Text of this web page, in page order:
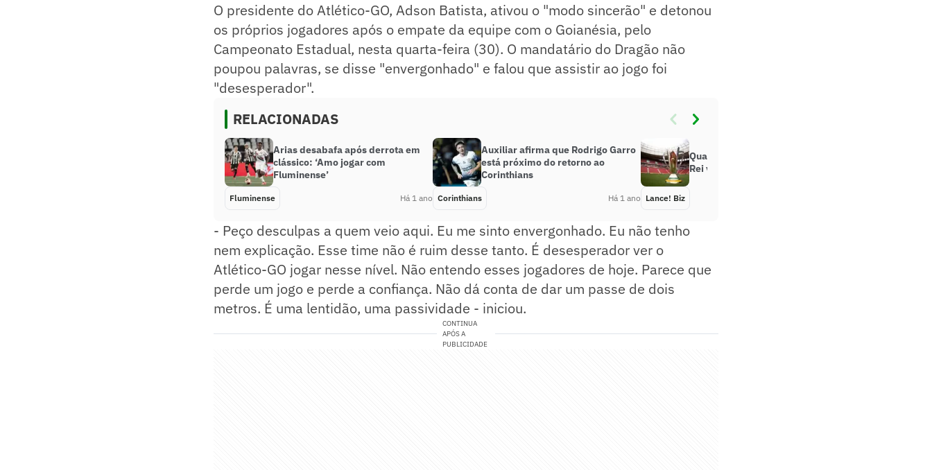
O presidente do Atlético-GO, Adson Batista, ativou o "modo sincerão" e detonou
os próprios jogadores após o empate da equipe com o Goianésia, pelo
Campeonato Estadual, nesta quarta-feira (30). O mandatário do Dragão não
poupou palavras, se disse "envergonhado" e falou que assistir ao jogo foi
"desesperador".
RELACIONADAS
Arias desabafa após derrota em
clássico: ‘Amo jogar com
Fluminense’
Fluminense Há 1 ano
Auxiliar afirma que Rodrigo Garro
está próximo do retorno ao
Corinthians
Corinthians Há 1 ano
Quanto o campeão da Supercopa
Rei vai ganhar de premiação?
Lance! Biz
- Peço desculpas a quem veio aqui. Eu me sinto envergonhado. Eu não tenho
nem explicação. Esse time não é ruim desse tanto. É desesperador ver o
Atlético-GO jogar nesse nível. Não entendo esses jogadores de hoje. Parece que
perde um jogo e perde a confiança. Não dá conta de dar um passe de dois
metros. É uma lentidão, uma passividade - iniciou.
CONTINUA
APÓS A
PUBLICIDADE